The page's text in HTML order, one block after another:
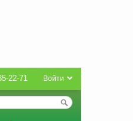
Войти
22-71